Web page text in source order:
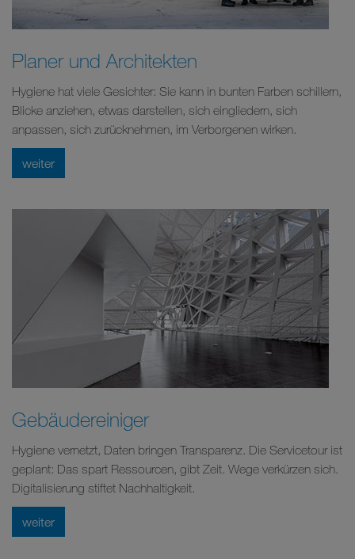
Planer und Architekten
Hygiene hat viele Gesichter: Sie kann in bunten Farben schillern,
Blicke anziehen, etwas darstellen, sich eingliedern, sich
anpassen, sich zurücknehmen, im Verborgenen wirken.
weiter
Gebäudereiniger
Hygiene vernetzt, Daten bringen Transparenz. Die Servicetour ist
geplant: Das spart Ressourcen, gibt Zeit. Wege verkürzen sich.
Digitalisierung stiftet Nachhaltigkeit.
weiter